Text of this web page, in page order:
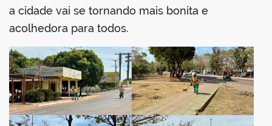
a cidade vai se tornando mais bonita e
acolhedora para todos.